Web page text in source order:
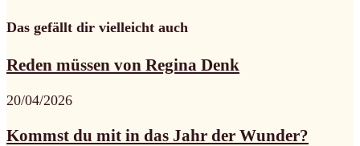
Das gefällt dir vielleicht auch
Reden müssen von Regina Denk
20/04/2026
Kommst du mit in das Jahr der Wunder?